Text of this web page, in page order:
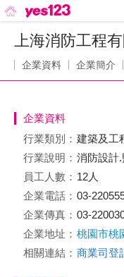
上海消防工程
企業資料 企業簡介
企業資料
行業類別： 建築及工
行業說明： 消防設計.
員工人數： 12人
企業電話： 03-
企業傳真： 03-
企業地址： 桃園市桃
相關連結： 商業司登